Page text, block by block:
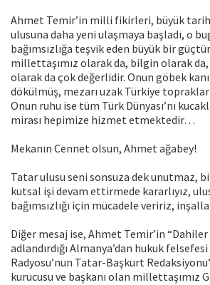
Ahmet Temir’in milli fikirleri, büyük
ulusuna daha yeni ulaşmaya başladı, o
bağımsızlığa teşvik eden büyük bir
millettaşımız olarak da, bilgin olarak
olarak da çok değerlidir. Onun göbek
dökülmüş, mezarı uzak Türkiye
Onun ruhu ise tüm Türk Dünyası’nı
mirası hepimize hizmet etmektedir…
Mekanın Cennet olsun, Ahmet ağabey!
Tatar ulusu seni sonsuza dek unutmaz,
kutsal işi devam ettirmede kararlıyız,
bağımsızlığı için mücadele veririz,
Diğer mesaj ise, Ahmet Temir’in “Dahiler
adlandırdığı Almanya’dan hukuk
Radyosu’nun Tatar-Başkurt
kurucusu ve başkanı olan millettaşımız